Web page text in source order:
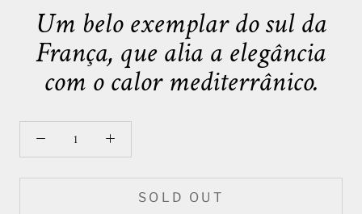
Um belo exemplar do sul da
França, que alia a elegância
com o calor mediterrânico.
SOLD OUT